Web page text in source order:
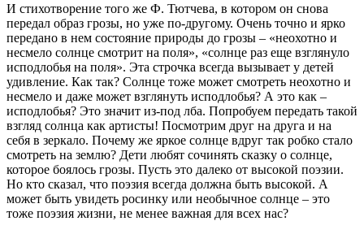
И стихотворение того же Ф. Тютчева, в котором он снова
передал образ грозы, но уже по-другому. Очень точно и ярко
передано в нем состояние природы до грозы – «неохотно и
несмело солнце смотрит на поля», «солнце раз еще взглянуло
исподлобья на поля». Эта строчка всегда вызывает у детей
удивление. Как так? Солнце тоже может смотреть неохотно и
несмело и даже может взглянуть исподлобья? А это как –
исподлобья? Это значит из-под лба. Попробуем передать такой
взгляд солнца как артисты! Посмотрим друг на друга и на
себя в зеркало. Почему же яркое солнце вдруг так робко стало
смотреть на землю? Дети любят сочинять сказку о солнце,
которое боялось грозы. Пусть это далеко от высокой поэзии.
Но кто сказал, что поэзия всегда должна быть высокой. А
может быть увидеть росинку или необычное солнце – это
тоже поэзия жизни, не менее важная для всех нас?